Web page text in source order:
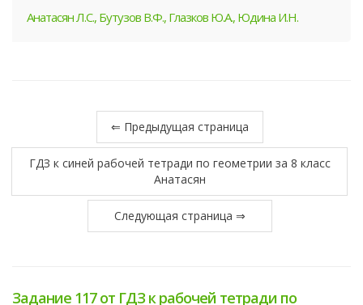
Анатасян Л.С., Бутузов В.Ф., Глазков Ю.А., Юдина И.Н.
⇐ Предыдущая страница
ГДЗ к синей рабочей тетради по геометрии за 8 класс
Анатасян
Следующая страница ⇒
Задание 117 от ГДЗ к рабочей тетради по